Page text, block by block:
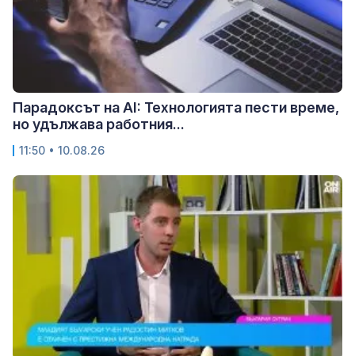
Парадоксът на AI: Технологията пести време,
но удължава работния...
11:50 • 10.08.26